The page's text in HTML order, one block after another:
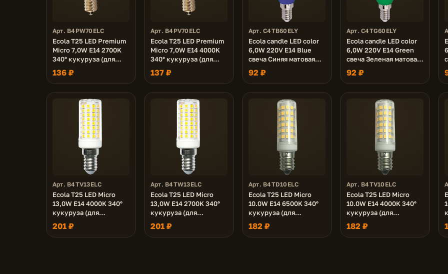
Арт. B4PW70ELC
Ecola T25 LED Premium
Micro 7,0W E14 2700K
340° кукуруза (для
холодил., шв. машинки
и т.д.) 65x16 mm
136 ₽
Арт. B4PV70ELC
Ecola T25 LED Premium
Micro 7,0W E14 4000K
340° кукуруза (для
холодил., шв. машинки
и т.д.) 65x16 mm
137 ₽
Арт. C4TB60ELY
Ecola candle LED color
6,0W 220V E14 Blue
свеча Синяя матовая
колба 103x37
92 ₽
Арт. C4TG60ELY
Ecola candle LED color
6,0W 220V E14 Green
свеча Зеленая матовая
колба 103x37
92 ₽
Арт. B4TV13ELC
Ecola T25 LED Micro
13,0W E14 4000K 340°
кукуруза (для
холодил., шв. машинки
и т.д.) 78x19 mm
201 ₽
Арт. B4TW13ELC
Ecola T25 LED Micro
13,0W E14 2700K 340°
кукуруза (для
холодил., шв. машинки
и т.д.) 78x19 mm
201 ₽
Арт. B4TD10ELC
Ecola T25 LED Micro
10.0W E14 6500K 340°
кукуруза (для
холодил., шв. машинки
и т.д.) 65x18 mm
182 ₽
Арт. B4TV10ELC
Ecola T25 LED Micro
10.0W E14 4000K 340°
кукуруза (для
холодил., шв. машинки
и т.д.) 65x18 mm
182 ₽